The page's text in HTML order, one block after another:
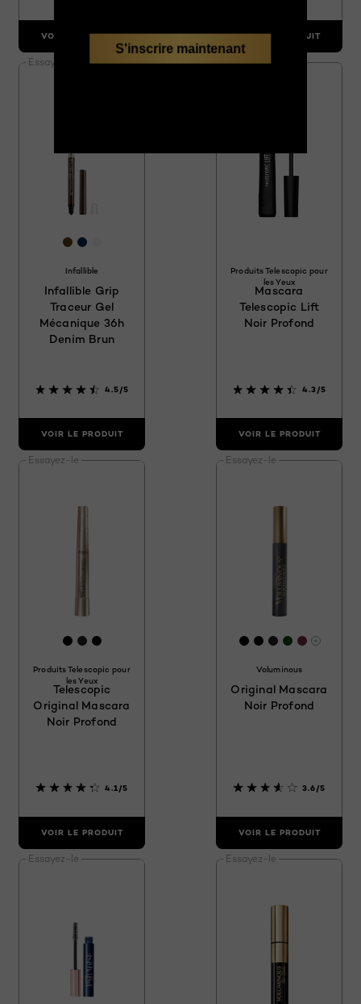
VOIR LE PRODUIT VOIR LE PRODUIT
Essayez-le
[Color]: #5b3c11
[Color]: #03224C
Infallible
Infallible Grip
Traceur Gel
Mécanique 36h
Denim Brun
4.5/5
VOIR LE PRODUIT
Essayez-le
Produits Telescopic pour
les Yeux
Mascara
Telescopic Lift
Noir Profond
4.3/5
VOIR LE PRODUIT
Essayez-le
[Color]: #000000
[Color]: #231F20
[Color]: #000000
Produits Telescopic pour
les Yeux
Telescopic
Original Mascara
Noir Profond
4.1/5
VOIR LE PRODUIT
Essayez-le
[Color]: #000000
[Color]:
[Color]:
[Color]:
[Color]:
Voluminous
Original Mascara
Noir Profond
3.6/5
VOIR LE PRODUIT
Essayez-le Essayez-le
S'inscrire maintenant